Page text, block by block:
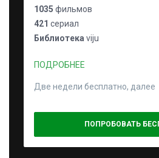
1035 фильмов
421 сериал
Библиотека viju
ПОДРОБНЕЕ
Две недели бесплатно, далее
ПОПРОБОВАТЬ